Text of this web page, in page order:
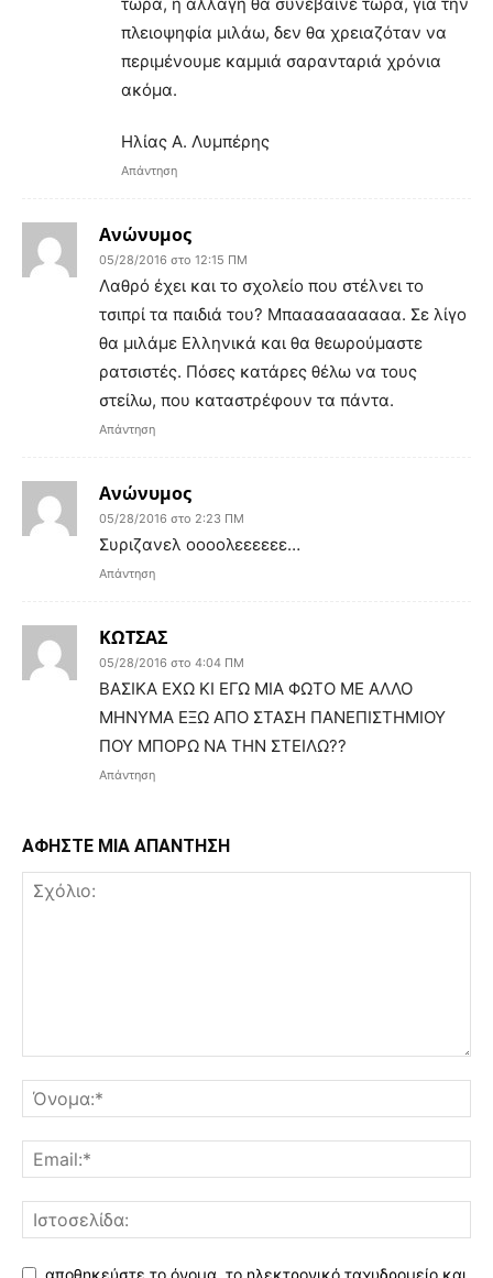
πλειοψηφία μιλάω, δεν θα χρειαζόταν να
περιμένουμε καμμιά σαρανταριά χρόνια
ακόμα.
Ηλίας Α. Λυμπέρης
Απάντηση
Ανώνυμος
05/28/2016 στο 12:15 ΠΜ
Λαθρό έχει και το σχολείο που στέλνει το
τσιπρί τα παιδιά του? Μπαααααααααα. Σε λίγο
θα μιλάμε Ελληνικά και θα θεωρούμαστε
ρατσιστές. Πόσες κατάρες θέλω να τους
στείλω, που καταστρέφουν τα πάντα.
Απάντηση
Ανώνυμος
05/28/2016 στο 2:23 ΠΜ
Συριζανελ οοοολεεεεεε…
Απάντηση
ΚΩΤΣΑΣ
05/28/2016 στο 4:04 ΠΜ
ΒΑΣΙΚΑ ΕΧΩ ΚΙ ΕΓΩ ΜΙΑ ΦΩΤΟ ΜΕ ΑΛΛΟ
ΜΗΝΥΜΑ ΕΞΩ ΑΠΟ ΣΤΑΣΗ ΠΑΝΕΠΙΣΤΗΜΙΟΥ
ΠΟΥ ΜΠΟΡΩ ΝΑ ΤΗΝ ΣΤΕΙΛΩ??
Απάντηση
ΑΦΗΣΤΕ ΜΙΑ ΑΠΑΝΤΗΣΗ